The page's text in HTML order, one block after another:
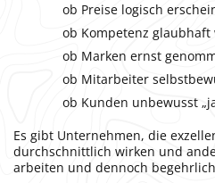
ob Preise logisch
ob Kompetenz glaubhaft
ob Marken ernst
ob Mitarbeiter
ob Kunden unbewusst
Es gibt Unternehmen, die
durchschnittlich wirken und
arbeiten und dennoch